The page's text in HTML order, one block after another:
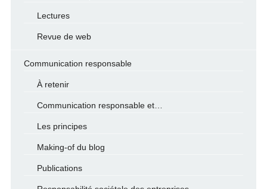
Lectures
Revue de web
Communication responsable
À retenir
Communication responsable et…
Les principes
Making-of du blog
Publications